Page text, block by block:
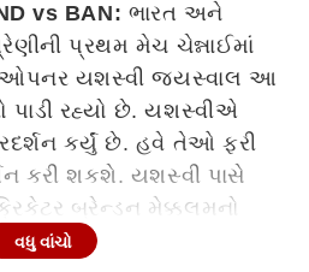
vs BAN: ભારત અને
પ્રથમ મેચ ચેન્નાઈમાં
ઓપનર યશસ્વી જયસ્વાલ આ
પાડી રહ્યો છે. યશસ્વીએ
કર્યું છે. હવે તેઓ ફરી
કરી શકશે. યશસ્વી પાસે
બ્રેન્ડન મેક્કલમનો
તક છે. જો યશસ્વી પ્લેઈંગ
વધુ વાંચો